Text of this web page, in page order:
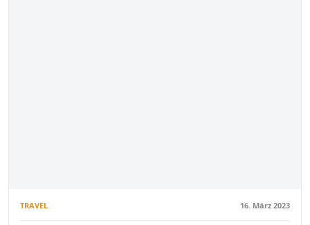
TRAVEL 16. März 2023